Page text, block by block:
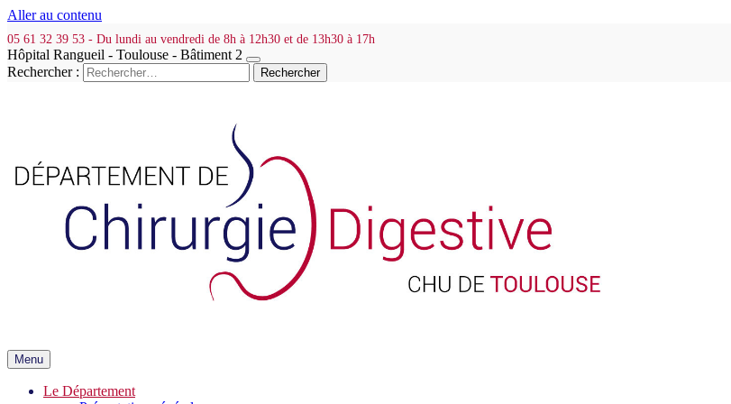
Aller au contenu
05 61 32 39 53 - Du lundi au vendredi de 8h à 12h30 et de 13h30 à 17h
Hôpital Rangueil - Toulouse - Bâtiment 2
Rechercher :
Menu
Le Département